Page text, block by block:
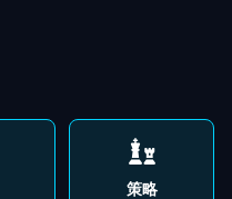
策略